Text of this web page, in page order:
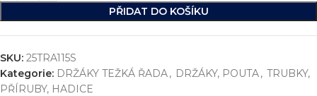
PŘIDAT DO KOŠÍKU
SKU: 25TRA115S
Kategorie: DRŽÁKY TEŽKÁ ŘADA, DRŽÁKY, POUTA, TRUBKY,
PŘÍRUBY, HADICE